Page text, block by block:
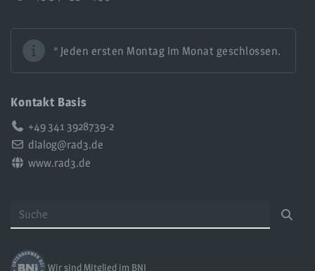
* Jeden ersten Montag im Monat geschlossen.
Kontakt Basis
Telefon:+49 341 3928739-2
Email:dialog@rad3.de
Web:www.rad3.de
Wir sind Mitglied im BNI